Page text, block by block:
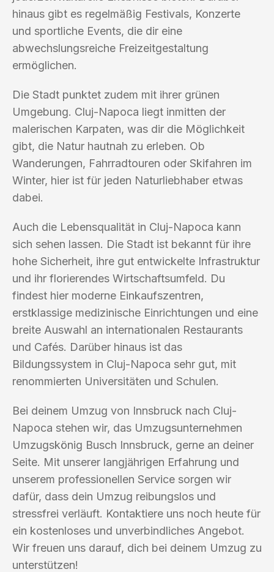
hinaus gibt es regelmäßig Festivals, Konzerte
und sportliche Events, die dir eine
abwechslungsreiche Freizeitgestaltung
ermöglichen.
Die Stadt punktet zudem mit ihrer grünen
Umgebung. Cluj-Napoca liegt inmitten der
malerischen Karpaten, was dir die Möglichkeit
gibt, die Natur hautnah zu erleben. Ob
Wanderungen, Fahrradtouren oder Skifahren im
Winter, hier ist für jeden Naturliebhaber etwas
dabei.
Auch die Lebensqualität in Cluj-Napoca kann
sich sehen lassen. Die Stadt ist bekannt für ihre
hohe Sicherheit, ihre gut entwickelte Infrastruktur
und ihr florierendes Wirtschaftsumfeld. Du
findest hier moderne Einkaufszentren,
erstklassige medizinische Einrichtungen und eine
breite Auswahl an internationalen Restaurants
und Cafés. Darüber hinaus ist das
Bildungssystem in Cluj-Napoca sehr gut, mit
renommierten Universitäten und Schulen.
Bei deinem Umzug von Innsbruck nach Cluj-
Napoca stehen wir, das Umzugsunternehmen
Umzugskönig Busch Innsbruck, gerne an deiner
Seite. Mit unserer langjährigen Erfahrung und
unserem professionellen Service sorgen wir
dafür, dass dein Umzug reibungslos und
stressfrei verläuft. Kontaktiere uns noch heute für
ein kostenloses und unverbindliches Angebot.
Wir freuen uns darauf, dich bei deinem Umzug zu
unterstützen!